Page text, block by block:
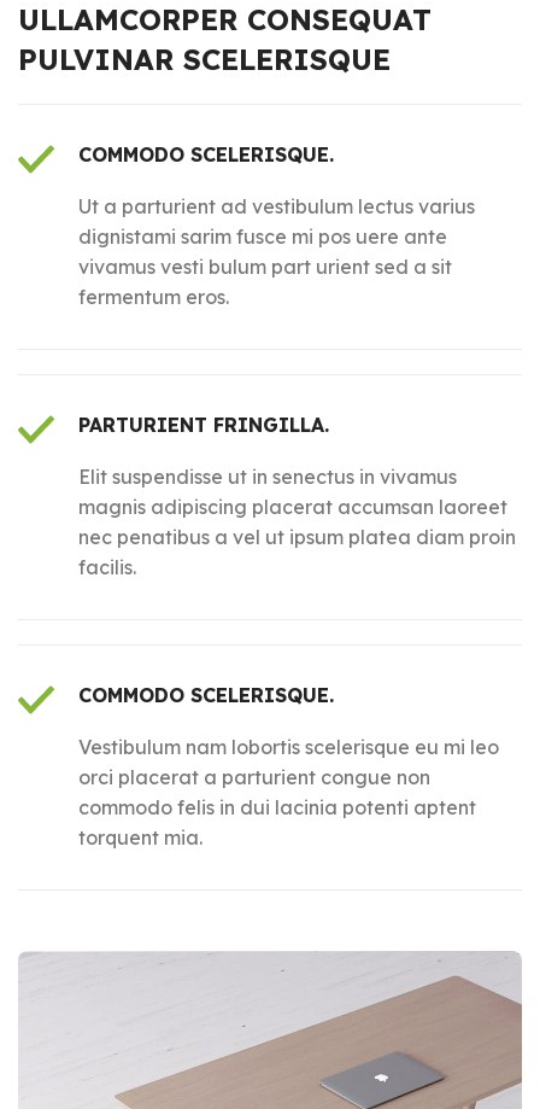
ULLAMCORPER CONSEQUAT
PULVINAR SCELERISQUE
COMMODO SCELERISQUE.
Ut a parturient ad vestibulum lectus varius
dignistami sarim fusce mi pos uere ante
vivamus vesti bulum part urient sed a sit
fermentum eros.
PARTURIENT FRINGILLA.
Elit suspendisse ut in senectus in vivamus
magnis adipiscing placerat accumsan laoreet
nec penatibus a vel ut ipsum platea diam proin
facilis.
COMMODO SCELERISQUE.
Vestibulum nam lobortis scelerisque eu mi leo
orci placerat a parturient congue non
commodo felis in dui lacinia potenti aptent
torquent mia.